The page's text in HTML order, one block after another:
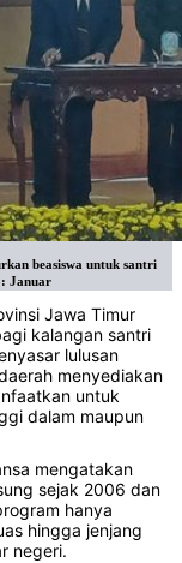
beasiswa untuk santri
Januar
Jawa Timur
kalangan santri
lulusan
menyediakan
untuk
dalam maupun
mengatakan
sejak 2006 dan
hanya
hingga jenjang
negeri.